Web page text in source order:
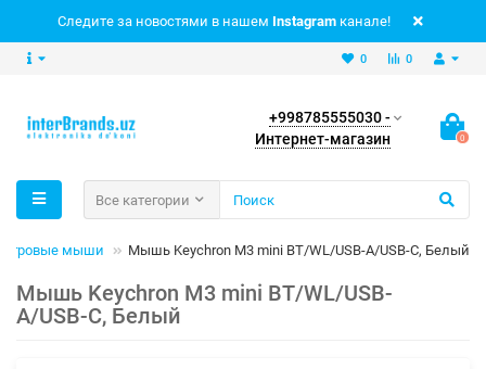
Следите за новостями в нашем Instagram канале!
0
0
+998785555030 -
Интернет-магазин
0
Все категории
Игровые мыши Мышь Keychron M3 mini BT/WL/USB-A/USB-C, Белый
Мышь Keychron M3 mini BT/WL/USB-
A/USB-C, Белый